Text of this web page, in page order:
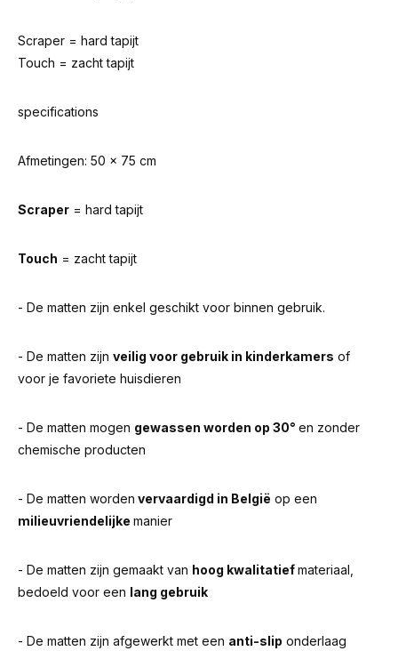
Scraper = hard tapijt
Touch = zacht tapijt
specifications
Afmetingen: 50 x 75 cm
Scraper = hard tapijt
Touch = zacht tapijt
- De matten zijn enkel geschikt voor binnen gebruik.
- De matten zijn veilig voor gebruik in kinderkamers of
voor je favoriete huisdieren
- De matten mogen gewassen worden op 30° en zonder
chemische producten
- De matten worden vervaardigd in België op een
milieuvriendelijke manier
- De matten zijn gemaakt van hoog kwalitatiefmateriaal,
bedoeld voor een lang gebruik
- De matten zijn afgewerkt met een anti-slip onderlaag